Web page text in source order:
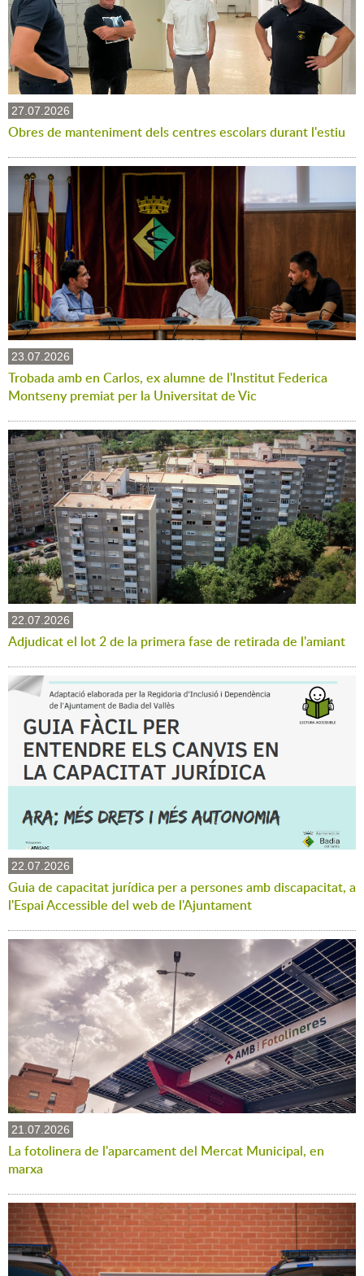
27.07.2026
Obres de manteniment dels centres escolars durant l'estiu
23.07.2026
Trobada amb en Carlos, ex alumne de l'Institut Federica
Montseny premiat per la Universitat de Vic
22.07.2026
Adjudicat el lot 2 de la primera fase de retirada de l'amiant
22.07.2026
Guia de capacitat jurídica per a persones amb discapacitat, a
l'Espai Accessible del web de l'Ajuntament
21.07.2026
La fotolinera de l'aparcament del Mercat Municipal, en
marxa